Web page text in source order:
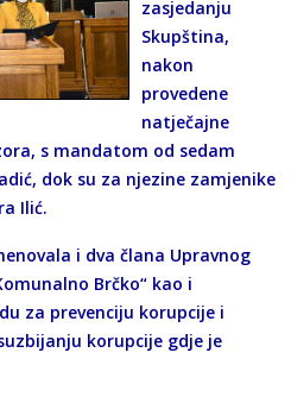
zasjedanju
Skupština,
nakon
provedene
natječajne
s mandatom od sedam
dok su za njezine zamjenike
Ilić.
i dva člana Upravnog
Brčko“ kao i
za prevenciju korupcije i
korupcije gdje je